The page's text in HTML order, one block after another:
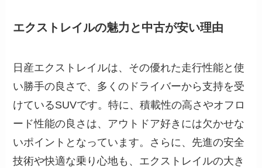
エクストレイルの魅力と中古が安い理由
日産エクストレイルは、その優れた走行性能と使
い勝手の良さで、多くのドライバーから支持を受
けているSUVです。特に、積載性の高さやオフロ
ード性能の良さは、アウトドア好きには欠かせな
いポイントとなっています。さらに、先進の安全
技術や快適な乗り心地も、エクストレイルの大き